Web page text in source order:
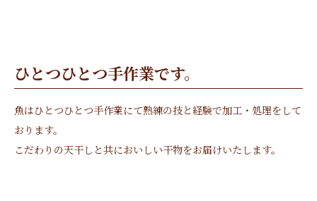
ひとつひとつ手作業です。
魚はひとつひとつ手作業にて熟練の技と経験で加工・処理をして
おります。
こだわりの天干しと共においしい干物をお届けいたします。